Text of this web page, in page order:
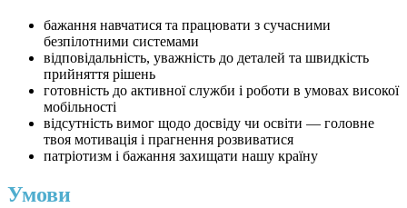
бажання навчатися та працювати з сучасними
безпілотними системами
відповідальність, уважність до деталей та швидкість
прийняття рішень
готовність до активної служби і роботи в умовах високої
мобільності
відсутність вимог щодо досвіду чи освіти — головне
твоя мотивація і прагнення розвиватися
патріотизм і бажання захищати нашу країну
Умови